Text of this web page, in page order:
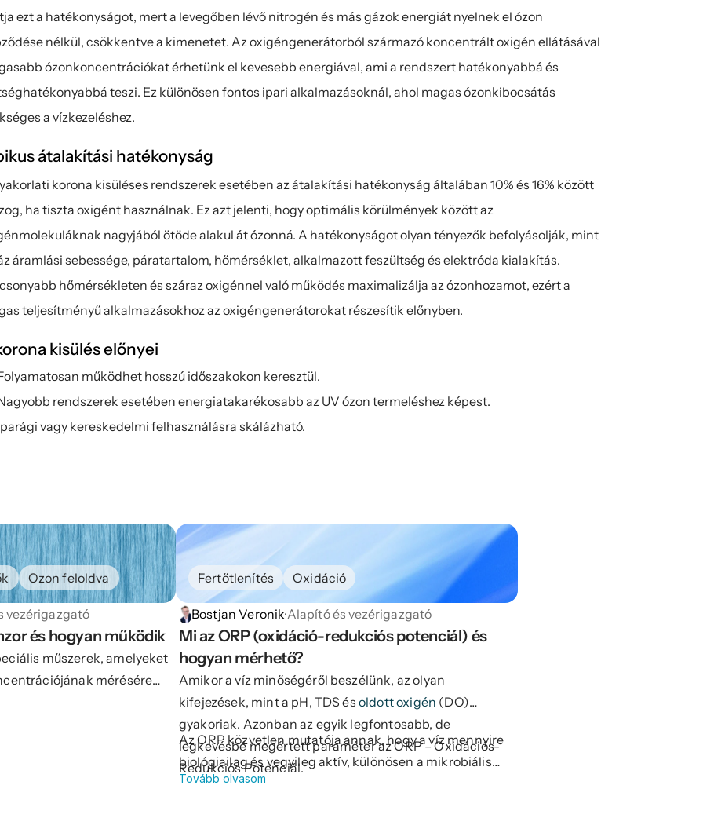
ezt a hatékonyságot, mert a levegőben lévő nitrogén és más gázok energiát nyelnek el ózon
nélkül, csökkentve a kimenetet. Az oxigéngenerátorból származó koncentrált oxigén ellátásával
ózonkoncentrációkat érhetünk el kevesebb energiával, ami a rendszert hatékonyabbá és
teszi. Ez különösen fontos ipari alkalmazásoknál, ahol magas ózonkibocsátás
a vízkezeléshez.
átalakítási hatékonyság
korona kisüléses rendszerek esetében az átalakítási hatékonyság általában 10% és 16% között
ha tiszta oxigént használnak. Ez azt jelenti, hogy optimális körülmények között az
nagyjából ötöde alakul át ózonná. A hatékonyságot olyan tényezők befolyásolják, mint
áramlási sebessége, páratartalom, hőmérséklet, alkalmazott feszültség és elektróda kialakítás.
hőmérsékleten és száraz oxigénnel való működés maximalizálja az ózonhozamot, ezért a
teljesítményű alkalmazásokhoz az oxigéngenerátorokat részesítik előnyben.
kisülés előnyei
működhet hosszú időszakokon keresztül.
rendszerek esetében energiatakarékosabb az UV ózon termeléshez képest.
vagy kereskedelmi felhasználásra skálázható.
Ozon feloldva
vezérigazgató
és hogyan működik
műszerek, amelyeket
mérésére
Fertőtlenítés Oxidáció
Bostjan Veronik·Alapító és vezérigazgató
Mi az ORP (oxidáció-redukciós potenciál) és
hogyan mérhető?
Amikor a víz minőségéről beszélünk, az olyan
kifejezések, mint a pH, TDS és oldott oxigén (DO)
gyakoriak. Azonban az egyik legfontosabb, de
legkevésbé megértett paraméter az ORP – Oxidációs-
Redukciós Potenciál.
Az ORP közvetlen mutatója annak, hogy a víz mennyire
biológiailag és vegyileg aktív, különösen a mikrobiális
kontroll, a sanitáció hatékonysága és az oxidatív
Tovább olvasom